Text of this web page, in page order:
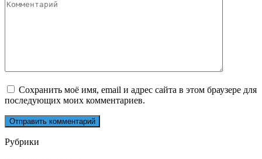
Комментарий
Сохранить моё имя, email и адрес сайта в этом браузере для
последующих моих комментариев.
Рубрики